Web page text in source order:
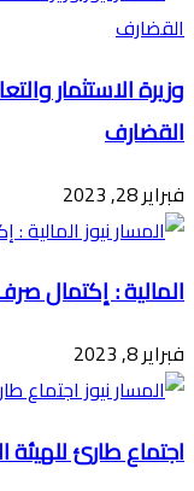
وزيرة الاستثمار
القضارف
فبراير 28, 2023
المالية : إكتمال
فبراير 8, 2023
اجتماع طارئ